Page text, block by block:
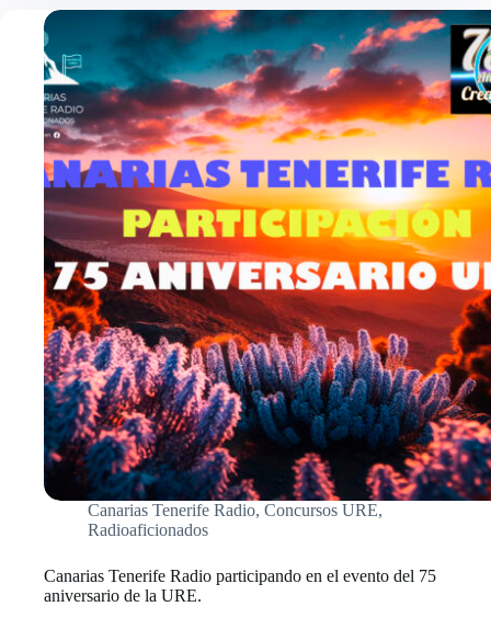
REALIZAR
EL
CODEPLUG
DEL
WALKIE.
Canarias Tenerife Radio, Concursos URE,
Radioaficionados
Canarias Tenerife Radio participando en el evento del 75
aniversario de la URE.